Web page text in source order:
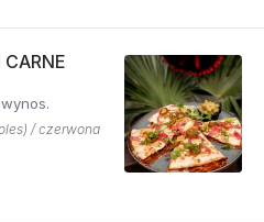
/ czerwona